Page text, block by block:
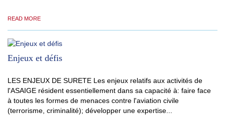
READ MORE
Enjeux et défis
LES ENJEUX DE SURETE Les enjeux relatifs aux activités de
l'ASAIGE résident essentiellement dans sa capacité à: faire face
à toutes les formes de menaces contre l'aviation civile
(terrorisme, criminalité); développer une expertise...